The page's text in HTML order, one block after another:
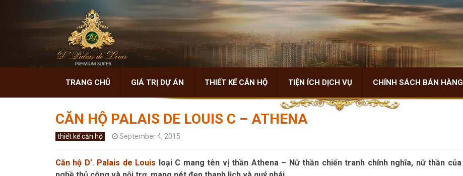
TRANG CHỦ GIÁ TRỊ DỰ ÁN THIẾT KẾ CĂN HỘ TIỆN ÍCH DỊCH VỤ CHÍNH SÁCH BÁN HÀNG
CĂN HỘ PALAIS DE LOUIS C – ATHENA
thiết kế căn hộ September 4, 2015
Căn hộ D’. Palais de Louis loại C mang tên vị thần Athena – Nữ thần chiến tranh chính nghĩa, nữ thần của